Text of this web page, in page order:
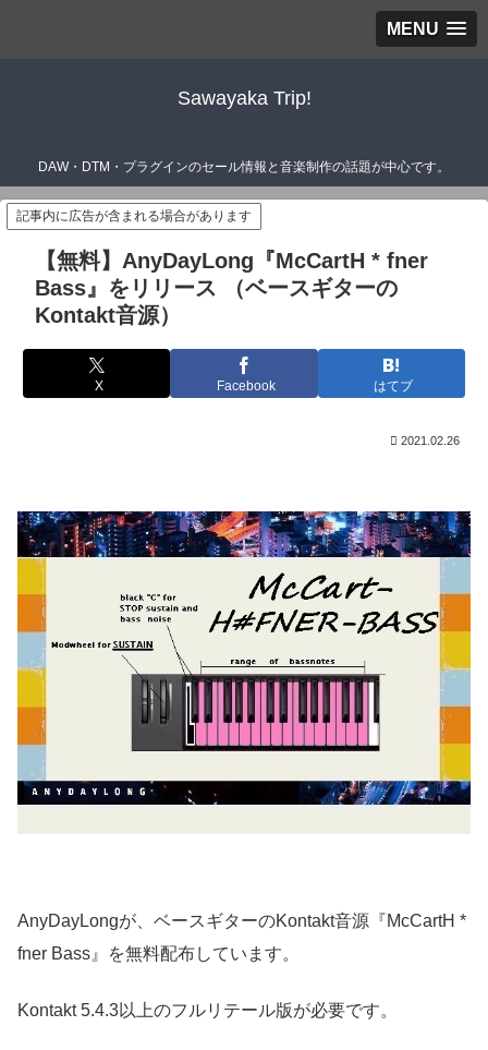
MENU
Sawayaka Trip!
DAW・DTM・プラグインのセール情報と音楽制作の話題が中心です。
記事内に広告が含まれる場合があります
【無料】AnyDayLong『McCartH * fner
Bass』をリリース （ベースギターの
Kontakt音源）
X Facebook はてブ
2021.02.26
AnyDayLongが、ベースギターのKontakt音源『McCartH *
fner Bass』を無料配布しています。
Kontakt 5.4.3以上のフルリテール版が必要です。